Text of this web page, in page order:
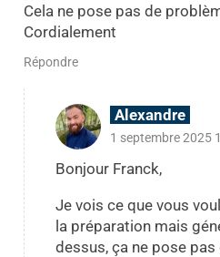
Cela ne pose pas de
Cordialement
Répondre
Alexandre
1 septembre 2025
Bonjour Franck,
Je vois ce que vous
la préparation mais
dessus, ça ne pose